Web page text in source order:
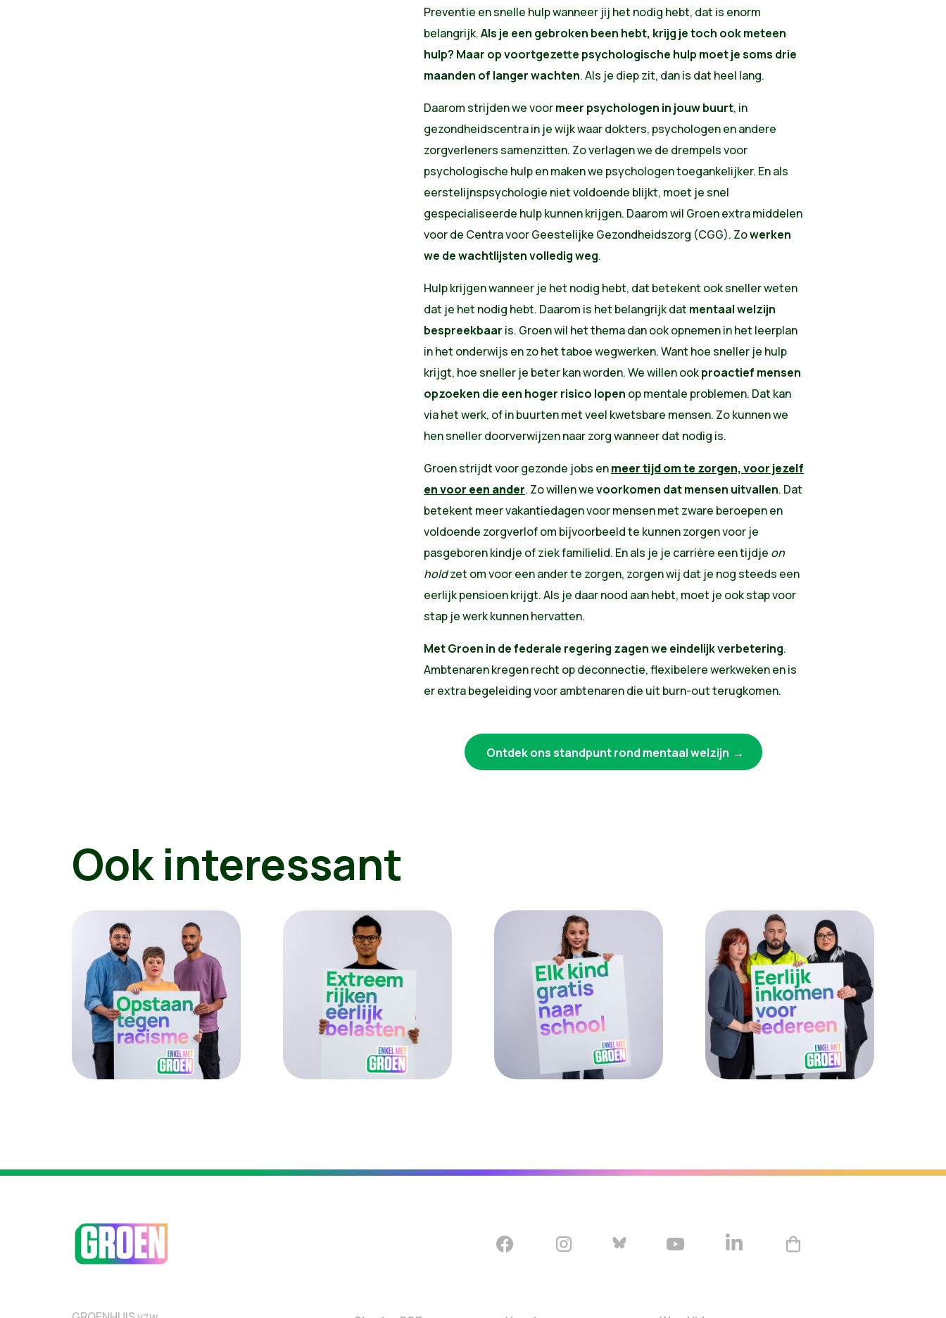
Preventie en snelle hulp wanneer jij het nodig hebt, dat is enorm
belangrijk.Als je een gebroken been hebt, krijg je toch ook meteen
hulp? Maar op voortgezette psychologische hulp moet je soms drie
maanden of langer wachten. Als je diep zit, dan is dat heel lang.
Daarom strijden we voormeer psychologen in jouw buurt, in
gezondheidscentra in je wijk waar dokters, psychologen en andere
zorgverleners samenzitten. Zo verlagen we de drempels voor
psychologische hulp en maken we psychologen toegankelijker. En als
eerstelijnspsychologie niet voldoende blijkt, moet je snel
gespecialiseerde hulp kunnen krijgen. Daarom wil Groen extra middelen
voor de Centra voor Geestelijke Gezondheidszorg (CGG). Zowerken
we de wachtlijsten volledig weg.
Hulp krijgen wanneer je het nodig hebt, dat betekent ook sneller weten
dat je het nodig hebt. Daarom is het belangrijk dat mentaal welzijn
bespreekbaar is. Groen wil het thema dan ook opnemen in het leerplan
in het onderwijs en zo het taboe wegwerken.Want hoe sneller je hulp
krijgt, hoe sneller je beter kan worden.We willen ookproactief mensen
opzoeken die een hoger risico lopen op mentale problemen. Dat kan
via het werk, of in buurten met veel kwetsbare mensen. Zo kunnen we
hen sneller doorverwijzen naar zorg wanneer dat nodig is.
Groen strijdt voor gezonde jobs enmeer tijd om te zorgen, voor jezelf
en voor een ander. Zo willen wevoorkomen dat mensen uitvallen. Dat
betekent meer vakantiedagen voor mensen met zware beroepen en
voldoende zorgverlof om bijvoorbeeld te kunnen zorgen voor je
pasgeboren kindje of ziek familielid. En als je je carrière een tijdje on
holdzet om voor een ander te zorgen, zorgen wij dat je nog steeds een
eerlijk pensioen krijgt. Als je daar nood aan hebt, moet je ook stap voor
stap je werk kunnen hervatten.
Met Groen in de federale regering zagen we eindelijk verbetering.
Ambtenaren kregen recht op deconnectie, flexibelere werkweken en is
er extra begeleiding voor ambtenaren die uit burn-out terugkomen.
Ontdek ons standpunt rond mentaal welzijn
Ook interessant